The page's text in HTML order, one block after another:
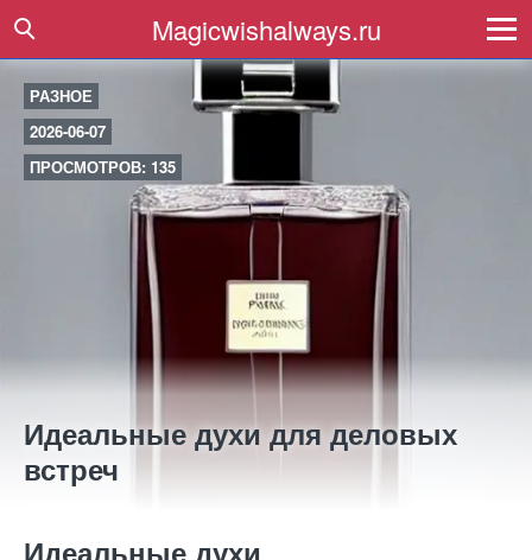
Magicwishalways.ru
РАЗНОЕ
2026-06-07
ПРОСМОТРОВ: 135
Идеальные духи для деловых
встреч
Идеальные духи